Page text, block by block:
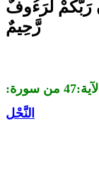
رَبَّكُمْ لَرَءُوفٌ
رَّحِيمٌ
من
سورة:
النَّحْل